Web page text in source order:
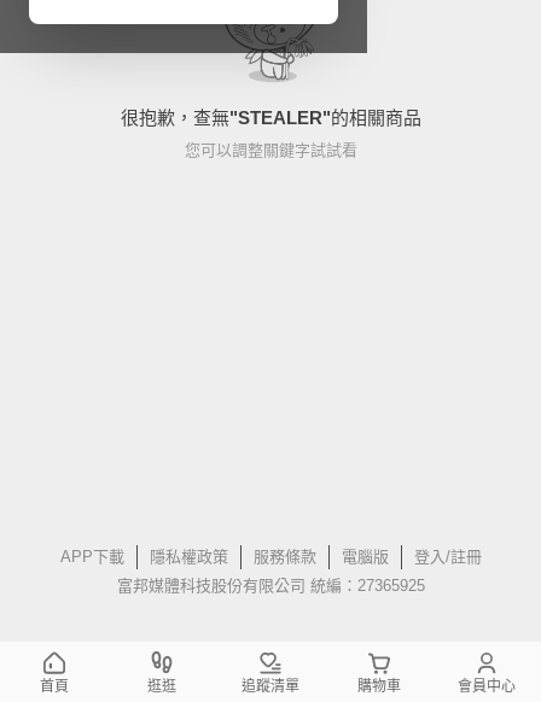
很抱歉，查無"STEALER"的相關商品
您可以調整關鍵字試試看
APP下載 隱私權政策 服務條款 電腦版
登入/註冊
富邦媒體科技股份有限公司 統編：27365925
首頁 逛逛 追蹤清單 購物車 會員中心